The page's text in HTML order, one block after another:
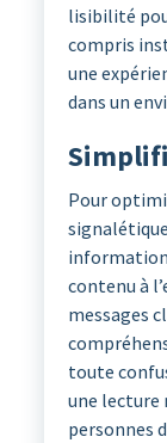
lisibilité
compris
une
dans un
Pour
contenu à
messages
toute
une
personnes